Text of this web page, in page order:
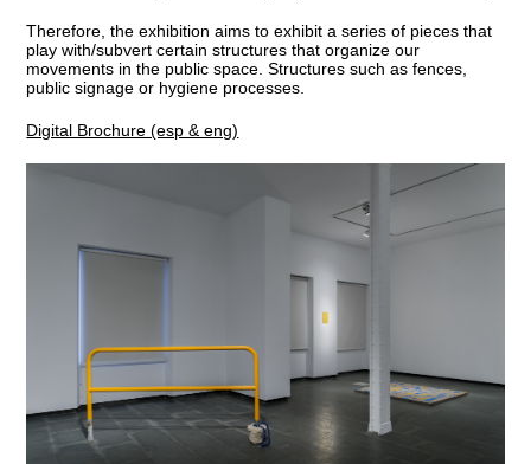
Therefore, the exhibition aims to exhibit a series of pieces that
play with/subvert certain structures that organize our
movements in the public space. Structures such as fences,
public signage or hygiene processes.
Digital Brochure (esp & eng)